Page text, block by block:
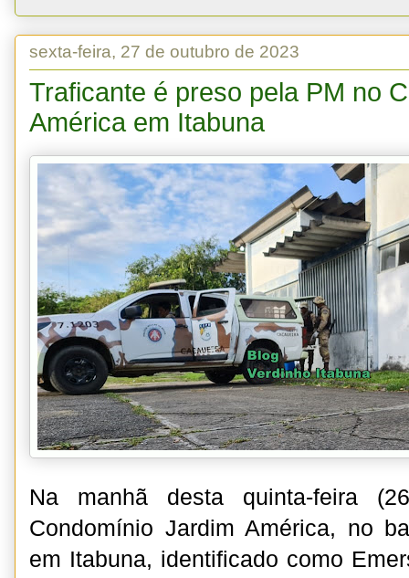
sexta-feira, 27 de outubro de 2023
Traficante é preso pela PM no
América em Itabuna
Na manhã desta quinta-feira
Condomínio Jardim América, no
em Itabuna, identificado como